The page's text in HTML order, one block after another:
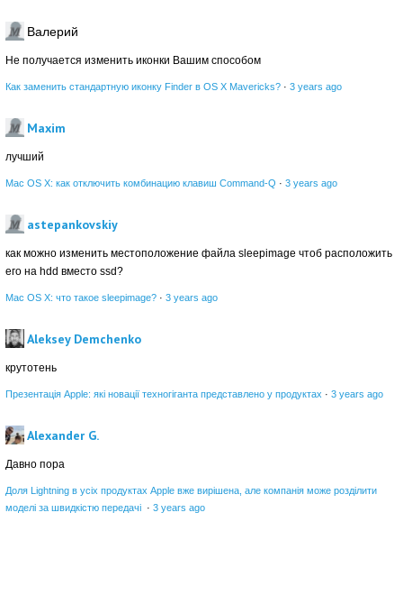
Валерий
Не получается изменить иконки Вашим способом
Как заменить стандартную иконку Finder в OS X Mavericks? · 3 years ago
Maxim
лучший
Mac OS X: как отключить комбинацию клавиш Command-Q · 3 years ago
astepankovskiy
как можно изменить местоположение файла sleepimage чтоб расположить
его на hdd вместо ssd?
Mac OS X: что такое sleepimage? · 3 years ago
Aleksey Demchenko
крутотень
Презентація Apple: які новації техногіганта представлено у продуктах · 3 years ago
Alexander G.
Давно пора
Доля Lightning в усіх продуктах Apple вже вирішена, але компанія може розділити
моделі за швидкістю передачі · 3 years ago